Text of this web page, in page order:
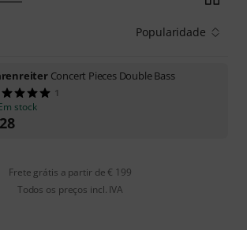
Popularidade
Concert Pieces Double Bass
1
stock
28
Frete grátis a partir de € 199
Todos os preços incl. IVA